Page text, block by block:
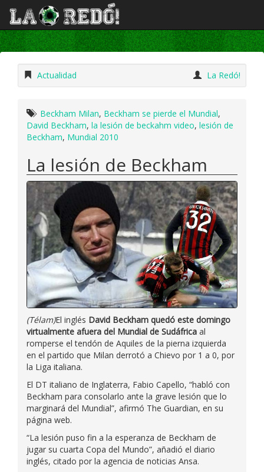
Actualidad La Redó!
Beckham Milan, Beckham se pierde el Mundial,
David Beckham, la lesión de beckahm video, lesión de
Beckham, Mundial 2010
La lesión de Beckham
(Télam)El inglés David Beckham quedó este domingo
virtualmente afuera del Mundial de Sudáfrica al
romperse el tendón de Aquiles de la pierna izquierda
en el partido que Milan derrotó a Chievo por 1 a 0, por
la Liga italiana.
El DT italiano de Inglaterra, Fabio Capello, “habló con
Beckham para consolarlo ante la grave lesión que lo
marginará del Mundial”, afirmó The Guardian, en su
página web.
“La lesión puso fin a la esperanza de Beckham de
jugar su cuarta Copa del Mundo”, añadió el diario
inglés, citado por la agencia de noticias Ansa.